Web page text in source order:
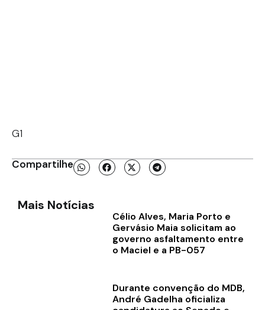
G1
Compartilhe
Mais Notícias
Célio Alves, Maria Porto e
Gervásio Maia solicitam ao
governo asfaltamento entre
o Maciel e a PB-057
Durante convenção do MDB,
André Gadelha oficializa